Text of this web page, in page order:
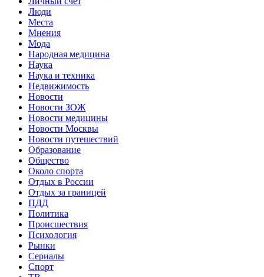
Люди
Места
Мнения
Мода
Народная медицина
Наука
Наука и техника
Недвижимость
Новости
Новости ЗОЖ
Новости медицины
Новости Москвы
Новости путешествий
Образование
Общество
Около спорта
Отдых в России
Отдых за границей
ПДД
Политика
Происшествия
Психология
Рынки
Сериалы
Спорт